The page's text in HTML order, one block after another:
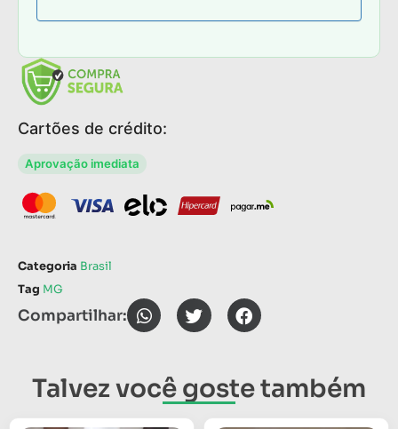
Cartões de crédito:
Aprovação imediata
Categoria Brasil
Tag MG
Compartilhar:
Talvez você goste também